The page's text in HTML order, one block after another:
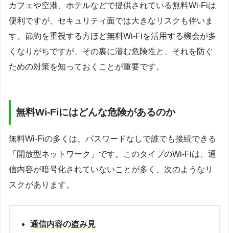
カフェや空港、ホテルなどで提供されている無料Wi-Fiは
便利ですが、セキュリティ面では大きなリスクも伴いま
す。節約を重視する方ほど無料Wi-Fiを活用する機会が多
くなりがちですが、その裏に潜む危険性と、それを防ぐ
ための対策を知っておくことが重要です。
無料Wi-Fiにはどんな危険があるのか
無料Wi-Fiの多くは、パスワードなしで誰でも接続できる
「開放型ネットワーク」です。このタイプのWi-Fiは、通
信内容が暗号化されていないことが多く、次のようなリ
スクがあります。
通信内容の盗み見